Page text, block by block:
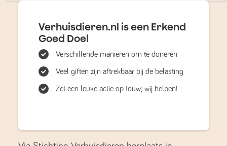
Verhuisdieren.nl is een Erkend
Goed Doel
Verschillende manieren om te doneren
Veel giften zijn aftrekbaar bij de belasting
Zet een leuke actie op touw; wij helpen!